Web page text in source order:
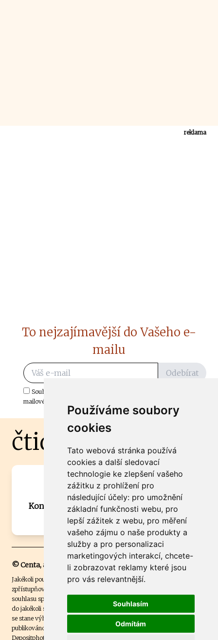
Používáme soubory
cookies
Tato webová stránka používá
cookies a další sledovací
technologie ke zlepšení vašeho
zážitku z prohlížení pro
následující účely: pro umožnění
základní funkčnosti webu, pro
lepší zážitek z webu, pro měření
vašeho zájmu o naše produkty a
služby a pro personalizaci
marketingových interakcí, chcete-
li zobrazovat reklamy které jsou
pro vás relevantnější.
Souhlasím
Odmítám
reklama
To nejzajímavější do Vašeho e-
mailu
Odebírat
Souhlasím s odběrem důležitých zpráv ze ČtiDoma.cz do mé e-
mailové schránky.
čtidoma.cz
Máte zajímavou informaci? Chcete
spolupracovat?
Kontaktujte šéfredaktora Martina Chalupu:
chalupa@ctidoma.cz
© Centa, a.s.
Jakékoli použití obsahu včetně převzetí, šíření či dalšího užití a
zpřístupňování textových či obrazových materiálů bez písemného
souhlasu společnosti Centa,a.s. je zakázáno. Čtenář svým přihlášením
do jakékoli soutěže na našem webu dává souhlas s tím, že v případě, že
se stane výhercem této soutěže, může být jeho jméno na webu
publikováno. Centa, a.s. využívala licenci ČTK a využívá fotografie z
Depositphotos